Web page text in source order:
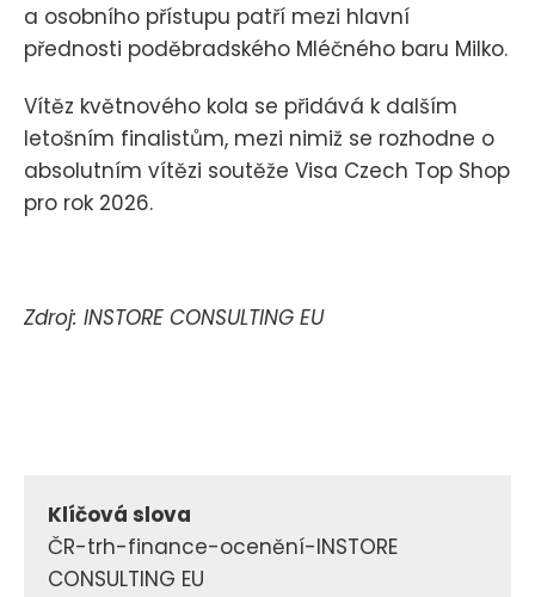
a osobního přístupu patří mezi hlavní
přednosti poděbradského Mléčného baru Milko.
Vítěz květnového kola se přidává k dalším
letošním finalistům, mezi nimiž se rozhodne o
absolutním vítězi soutěže Visa Czech Top Shop
pro rok 2026.
Zdroj: INSTORE CONSULTING EU
Klíčová slova
ČR-trh-finance-ocenění-INSTORE
CONSULTING EU